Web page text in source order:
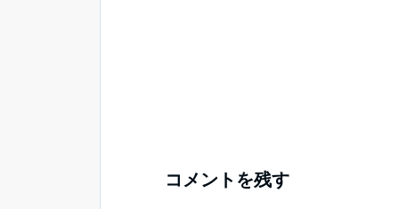
コメントを残す